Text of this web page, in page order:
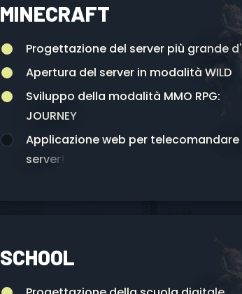
MINECRAFT
Progettazione del server più grande d'
Apertura del server in modalità WILD
Sviluppo della modalità MMO RPG:
JOURNEY
Applicazioneweb per telecomandare
server!
SCHOOL